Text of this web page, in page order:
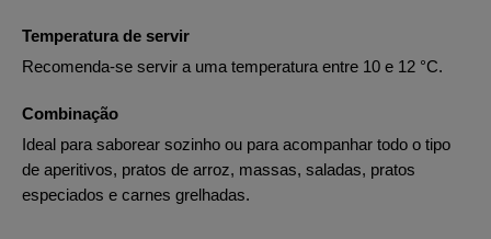
Temperatura de servir
Recomenda-se servir a uma temperatura entre 10 e 12 °C.
Combinação
Ideal para saborear sozinho ou para acompanhar todo o tipo
de aperitivos, pratos de arroz, massas, saladas, pratos
especiados e carnes grelhadas.